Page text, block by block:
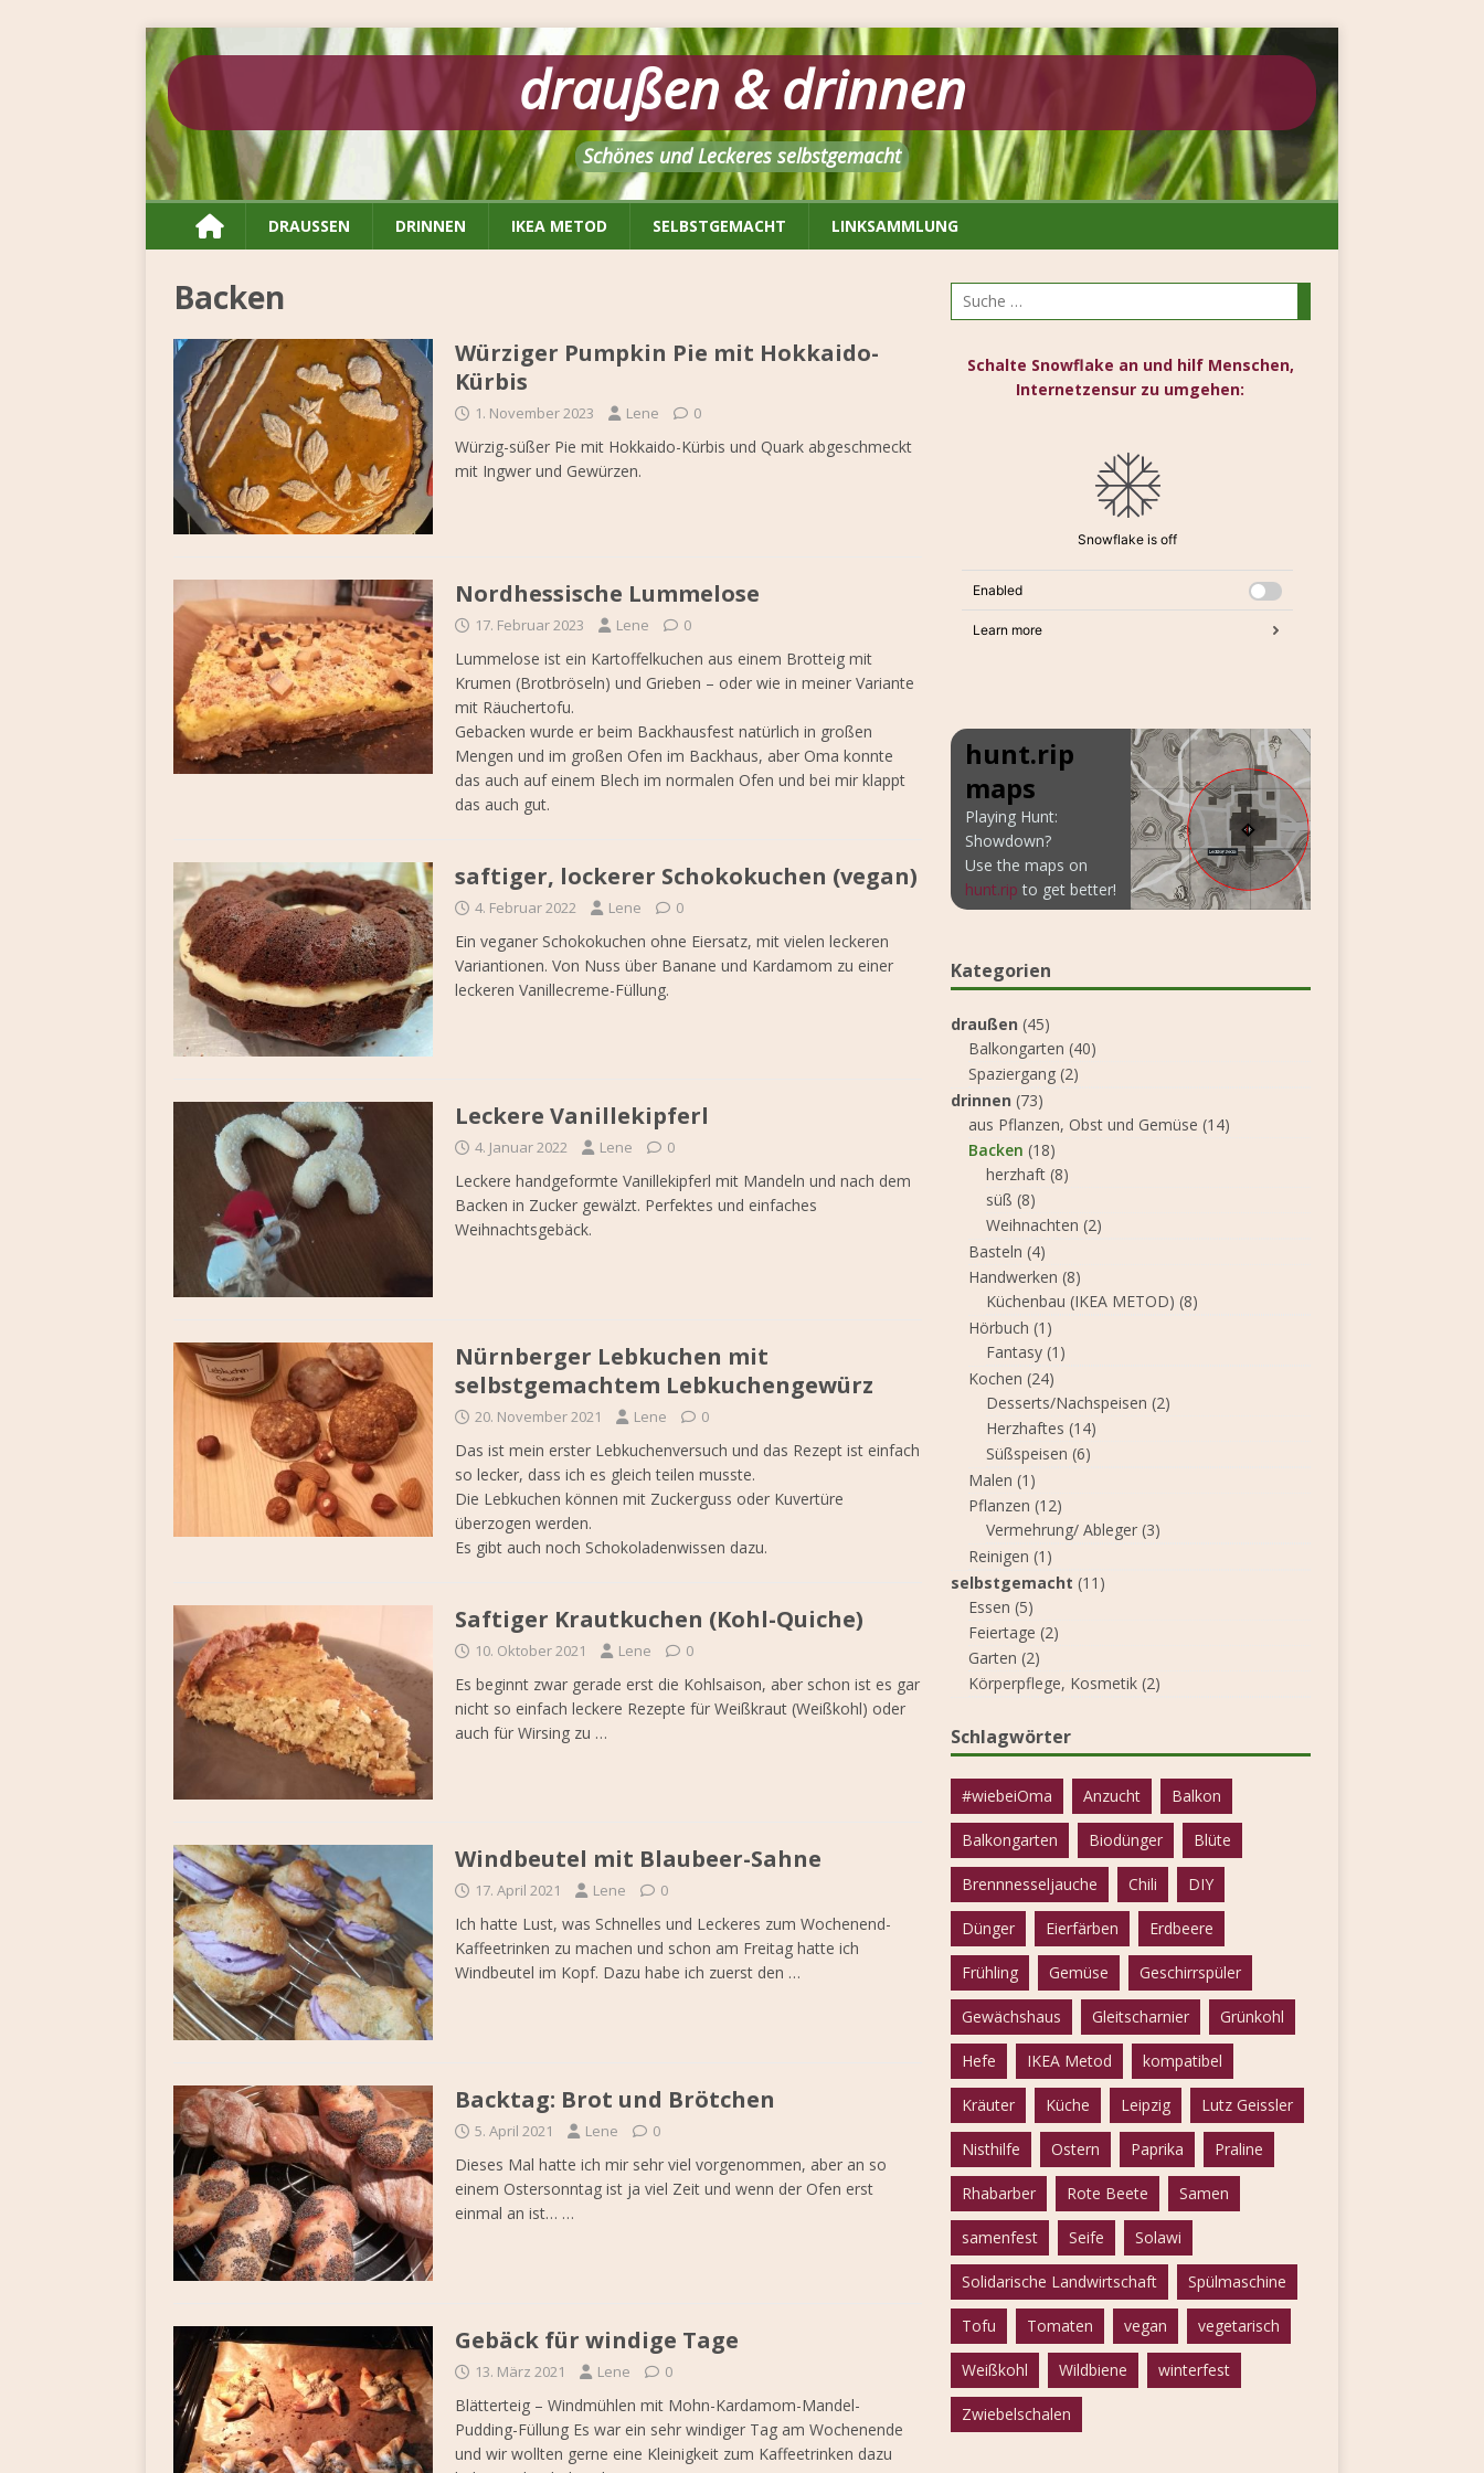
draußen & drinnen
Schönes und Leckeres selbstgemacht
 DRAUSSEN DRINNEN IKEA METOD SELBSTGEMACHT LINKSAMMLUNG
Backen
Würziger Pumpkin Pie mit Hokkaido-
Kürbis
1. November 2023 Lene 0
Würzig-süßer Pie mit Hokkaido-Kürbis und Quark abgeschmeckt
mit Ingwer und Gewürzen.
Nordhessische Lummelose
17. Februar 2023 Lene 0
Lummelose ist ein Kartoffelkuchen aus einem Brotteig mit
Krumen (Brotbröseln) und Grieben – oder wie in meiner Variante
mit Räuchertofu.
Gebacken wurde er beim Backhausfest natürlich in großen
Mengen und im großen Ofen im Backhaus, aber Oma konnte
das auch auf einem Blech im normalen Ofen und bei mir klappt
das auch gut.
saftiger, lockerer Schokokuchen (vegan)
4. Februar 2022 Lene 0
Ein veganer Schokokuchen ohne Eiersatz, mit vielen leckeren
Variantionen. Von Nuss über Banane und Kardamom zu einer
leckeren Vanillecreme-Füllung.
Leckere Vanillekipferl
4. Januar 2022 Lene 0
Leckere handgeformte Vanillekipferl mit Mandeln und nach dem
Backen in Zucker gewälzt. Perfektes und einfaches
Weihnachtsgebäck.
Nürnberger Lebkuchen mit
selbstgemachtem Lebkuchengewürz
20. November 2021 Lene 0
Das ist mein erster Lebkuchenversuch und das Rezept ist einfach
so lecker, dass ich es gleich teilen musste.
Die Lebkuchen können mit Zuckerguss oder Kuvertüre
überzogen werden.
Es gibt auch noch Schokoladenwissen dazu.
Saftiger Krautkuchen (Kohl-Quiche)
10. Oktober 2021 Lene 0
Es beginnt zwar gerade erst die Kohlsaison, aber schon ist es gar
nicht so einfach leckere Rezepte für Weißkraut (Weißkohl) oder
auch für Wirsing zu …
Windbeutel mit Blaubeer-Sahne
17. April 2021 Lene 0
Ich hatte Lust, was Schnelles und Leckeres zum Wochenend-
Kaffeetrinken zu machen und schon am Freitag hatte ich
Windbeutel im Kopf. Dazu habe ich zuerst den …
Backtag: Brot und Brötchen
5. April 2021 Lene 0
Dieses Mal hatte ich mir sehr viel vorgenommen, aber an so
einem Ostersonntag ist ja viel Zeit und wenn der Ofen erst
einmal an ist… …
Gebäck für windige Tage
13. März 2021 Lene 0
Blätterteig – Windmühlen mit Mohn-Kardamom-Mandel-
Pudding-Füllung Es war ein sehr windiger Tag am Wochenende
und wir wollten gerne eine Kleinigkeit zum Kaffeetrinken dazu
Schalte Snowflake an und hilf Menschen,
Internetzensur zu umgehen:
hunt.rip
maps
Playing Hunt:
Showdown?
Use the maps on
hunt.rip to get better!
Kategorien
draußen (45)
Balkongarten (40)
Spaziergang(2)
drinnen (73)
aus Pflanzen, Obst und Gemüse (14)
Backen (18)
herzhaft(8)
süß (8)
Weihnachten (2)
Basteln (4)
Handwerken (8)
Küchenbau (IKEA METOD) (8)
Hörbuch (1)
Fantasy(1)
Kochen (24)
Desserts/Nachspeisen (2)
Herzhaftes (14)
Süßspeisen (6)
Malen (1)
Pflanzen (12)
Vermehrung/ Ableger(3)
Reinigen (1)
selbstgemacht (11)
Essen (5)
Feiertage (2)
Garten (2)
Körperpflege, Kosmetik(2)
Schlagwörter
#wiebeiOma Anzucht Balkon
Balkongarten Biodünger Blüte
Brennnesseljauche Chili DIY
Dünger Eierfärben Erdbeere
Frühling Gemüse Geschirrspüler
Gewächshaus Gleitscharnier Grünkohl
Hefe IKEA Metod kompatibel
Kräuter Küche Leipzig Lutz Geissler
Nisthilfe Ostern Paprika Praline
Rhabarber Rote Beete Samen
samenfest Seife Solawi
Solidarische Landwirtschaft Spülmaschine
Tofu Tomaten vegan vegetarisch
Weißkohl Wildbiene winterfest
Zwiebelschalen